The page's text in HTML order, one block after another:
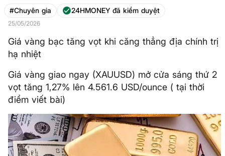
#Chuyên gia 24HMONEY đã kiểm duyệt
25/05/2026
Giá vàng bạc tăng vọt khi căng thẳng địa chính trị
hạ nhiệt
Giá vàng giao ngay (XAUUSD) mở cửa sáng thứ 2
vọt tăng 1,27% lên 4.561.6 USD/ounce ( tại thời
điểm viết bài)